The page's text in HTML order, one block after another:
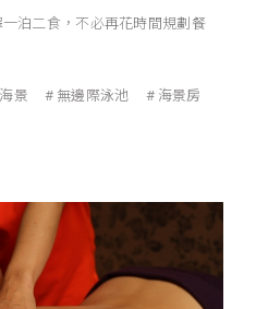
泊二食，不必再花時間規劃餐
景 無邊際泳池
海景房